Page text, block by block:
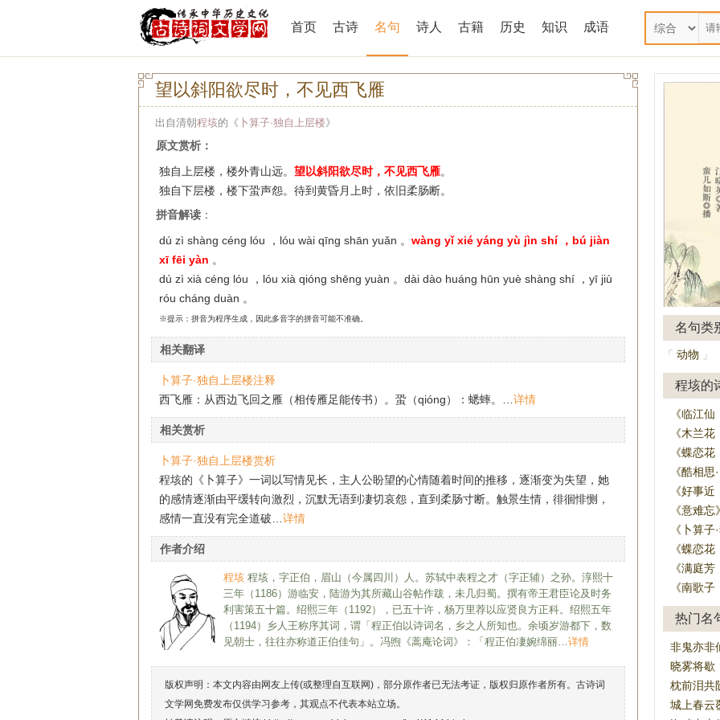
首页 古诗 名句 诗人 古籍 历史 知识 成语
望以斜阳欲尽时，不见西飞雁
出自清朝程垓的《 卜算子·独自上层楼》
原文赏析：
独自上层楼，楼外青山远。 望以斜阳欲尽时，不见西飞雁。
独自下层楼，楼下蛩声怨。待到黄昏月上时，依旧柔肠断。
拼音解读 ：
dú zì shàng céng lóu ，lóu wài qīng shān yuǎn 。 wàng yǐ xié yáng yù jìn shí ，bú jiàn
xī fēi yàn 。
dú zì xià céng lóu ，lóu xià qióng shēng yuàn 。dài dào huáng hūn yuè shàng shí ，yī jiù
róu cháng duàn 。
※提示：拼音为程序生成，因此多音字的拼音可能不准确。
相关翻译
卜算子·独自上层楼注释
西飞雁：从西边飞回之雁（相传雁足能传书）。蛩（qióng）：蟋蟀。… 详情
相关赏析
卜算子·独自上层楼赏析
程垓的《卜算子》一词以写情见长，主人公盼望的心情随着时间的推移，逐渐变为失望，她
的感情逐渐由平缓转向激烈，沉默无语到凄切哀怨，直到柔肠寸断。触景生情，徘徊悱恻，
感情一直没有完全道破… 详情
作者介绍
程垓 程垓，字正伯，眉山（今属四川）人。苏轼中表程之才（字正辅）之孙。淳熙十
三年（1186）游临安，陆游为其所藏山谷帖作跋，未几归蜀。撰有帝王君臣论及时务
利害策五十篇。绍熙三年（1192），已五十许，杨万里荐以应贤良方正科。绍熙五年
（1194）乡人王称序其词，谓「程正伯以诗词名，乡之人所知也。余顷岁游都下，数
见朝士，往往亦称道正伯佳句」。冯煦《蒿庵论词》：「程正伯凄婉绵丽…详情
版权声明：本文内容由网友上传(或整理自互联网)，部分原作者已无法考证，版权归原作者所有。古诗词
文学网免费发布仅供学习参考，其观点不代表本站立场。
名句类
「 动物 」
程垓的
《临江
《木兰
《蝶恋
《酷相
《好事
《意难忘
《卜算
《蝶恋
《满庭
《南歌
热门名
非鬼亦非
晓雾将歇
枕前泪共
城上春云